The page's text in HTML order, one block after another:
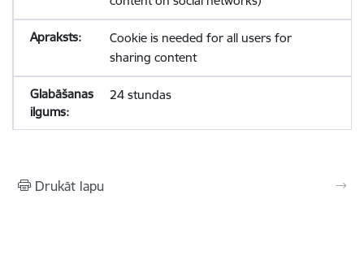
Cookie is needed for all users for
sharing content
24 stundas
Drukāt lapu